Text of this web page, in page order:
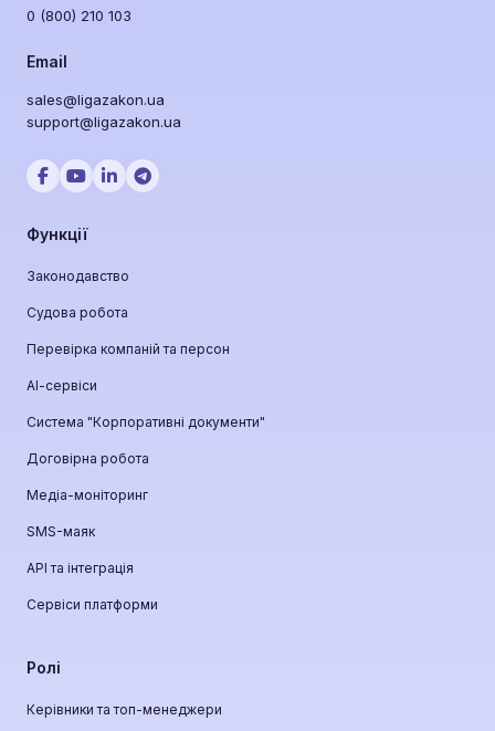
0 (800) 210 103
Email
sales@ligazakon.ua
support@ligazakon.ua
Функції
Законодавство
Судова робота
Перевірка компаній та персон
АІ-сервіси
Система "Корпоративні документи"
Договірна робота
Медіа-моніторинг
SMS-маяк
API та інтеграція
Сервіси платформи
Ролі
Керівники та топ-менеджери